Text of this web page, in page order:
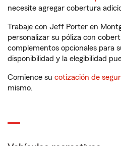
necesite agregar cobertura
Trabaje con Jeff Porter en
personalizar su póliza con
complementos opcionales para
disponibilidad y la elegibilidad
Comience su cotización de
mismo.